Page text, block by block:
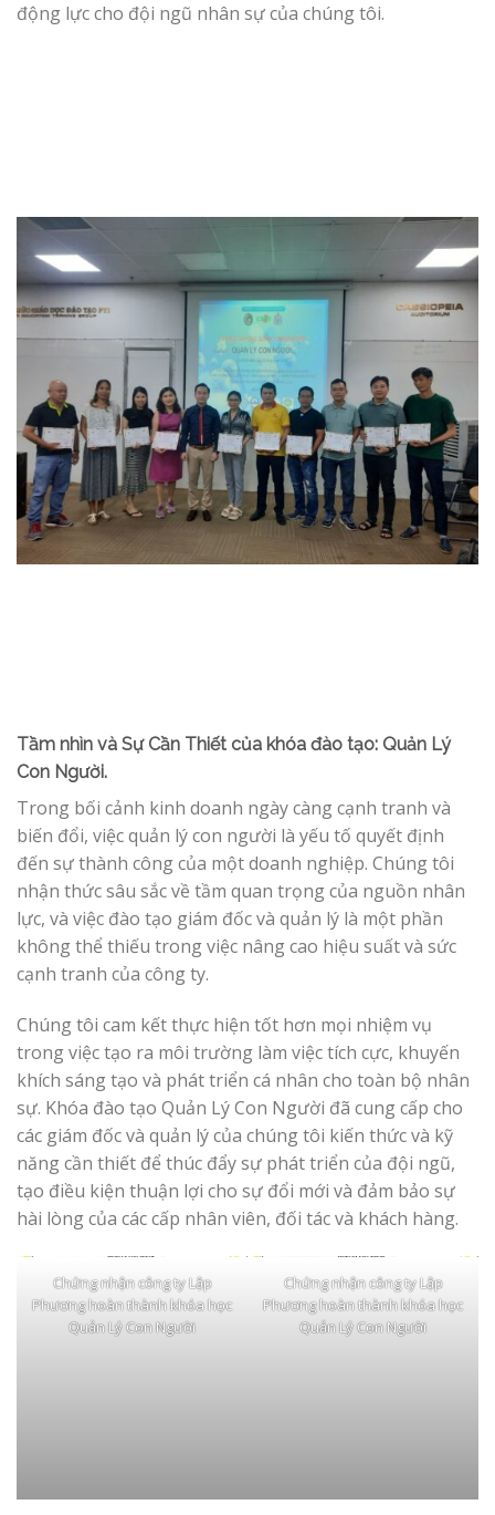
động lực cho đội ngũ nhân sự của chúng tôi.
Tầm nhìn và Sự Cần Thiết của khóa đào tạo: Quản Lý
Con Người.
Trong bối cảnh kinh doanh ngày càng cạnh tranh và
biến đổi, việc quản lý con người là yếu tố quyết định
đến sự thành công của một doanh nghiệp. Chúng tôi
nhận thức sâu sắc về tầm quan trọng của nguồn nhân
lực, và việc đào tạo giám đốc và quản lý là một phần
không thể thiếu trong việc nâng cao hiệu suất và sức
cạnh tranh của công ty.
Chúng tôi cam kết thực hiện tốt hơn mọi nhiệm vụ
trong việc tạo ra môi trường làm việc tích cực, khuyến
khích sáng tạo và phát triển cá nhân cho toàn bộ nhân
sự. Khóa đào tạo Quản Lý Con Người đã cung cấp cho
các giám đốc và quản lý của chúng tôi kiến thức và kỹ
năng cần thiết để thúc đẩy sự phát triển của đội ngũ,
tạo điều kiện thuận lợi cho sự đổi mới và đảm bảo sự
hài lòng của các cấp nhân viên, đối tác và khách hàng.
Chứng nhận công ty Lập
Phương hoàn thành khóa học
Quản Lý Con Người
Chứng nhận công ty Lập
Phương hoàn thành khóa học
Quản Lý Con Người